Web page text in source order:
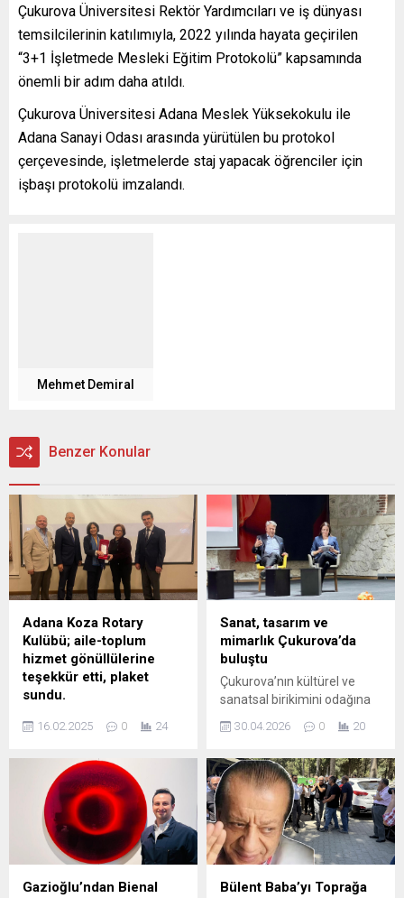
Çukurova Üniversitesi Rektör Yardımcıları ve iş dünyası
temsilcilerinin katılımıyla, 2022 yılında hayata geçirilen
“3+1 İşletmede Mesleki Eğitim Protokolü” kapsamında
önemli bir adım daha atıldı.
Çukurova Üniversitesi Adana Meslek Yüksekokulu ile
Adana Sanayi Odası arasında yürütülen bu protokol
çerçevesinde, işletmelerde staj yapacak öğrenciler için
işbaşı protokolü imzalandı.
Mehmet Demiral
Benzer Konular
Adana Koza Rotary
Kulübü; aile-toplum
hizmet gönüllülerine
teşekkür etti, plaket
sundu.
gönüllüğüne ve Rotary
ve desteğe teşekkür etmek
için düzenlenen özel gece,
Adana Koza Rotary kulübü
üyeleri, eşler ve konukların
katılımıyla gerçekleştirildi.
Geceye, Çağ
Üniversitesinden Kariyer
16.02.2025 0 24
Sanat, tasarım ve
mimarlık Çukurova’da
buluştu
Çukurova’nın kültürel ve
sanatsal birikimini odağına
“Bir Sınır Sorunu Olarak
İlişkisi” başlıklı panel, sanat
ve mimarlık dünyasını bir
araya getirdi. HepArt ve
Seyhan Belediyesi iş birliği,
Adana Büyükşehir
Belediyesi’nin destekleriyle
Çırçır Sanat Merkezi’nde
30.04.2026 0 20
Gazioğlu’ndan Bienal
Bülent Baba’yı Toprağa